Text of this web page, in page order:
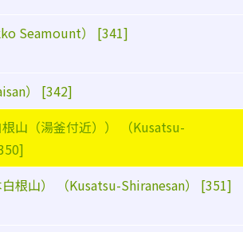
Seamount） [341]
） [342]
山（湯釜付近）） （Kusatsu-
根山） （Kusatsu-Shiranesan） [351]